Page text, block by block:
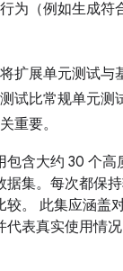
为（例如生成符
扩展单元测试与
试比常规单元测
重要。
包含大约 30 个
据集。每次都保
较。 此集应涵盖
代表真实使用情